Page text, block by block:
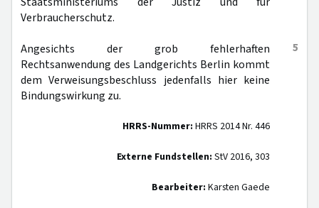
Verbraucherschutz.
5
Angesichts der grob fehlerhaften
Rechtsanwendung des Landgerichts Berlin kommt
dem Verweisungsbeschluss jedenfalls hier keine
Bindungswirkung zu.
HRRS-Nummer: HRRS 2014 Nr. 446
Externe Fundstellen: StV 2016, 303
Bearbeiter: Karsten Gaede